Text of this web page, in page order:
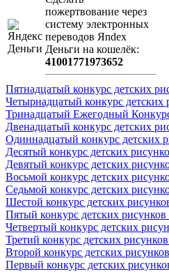
пожертвование через
систeму элeктронных
пeрeводов Яndex
Деньги на кошeлёк:
41001771973652
Пятнадцатый конкурс детских
Четырнадцатый конкурс
Тринадцатый Ежегодный
Двенадцатый конкурс детских
Одиннадцатый конкурс
Десятый конкурс детских
Девятый конкурс детских
Восьмой конкурс детских
Седьмой конкурс детских
Шестой конкурс детских
Пятый конкурс детских
Четвертый конкурс детских
Третий конкурс детских
Второй конкурс детских
Первый конкурс детских